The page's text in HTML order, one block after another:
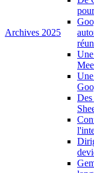
Archives 2025